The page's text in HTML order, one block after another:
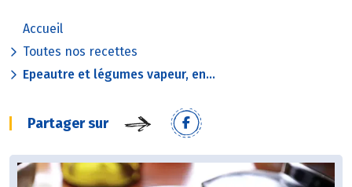
Accueil
Toutes nos recettes
Epeautre et légumes vapeur, en...
Partager sur